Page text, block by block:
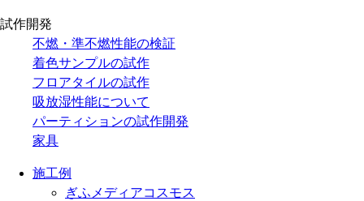
試作開発
不燃・準不燃性能の検証
着色サンプルの試作
フロアタイルの試作
吸放湿性能について
パーティションの試作開発
家具
施工例
ぎふメディアコスモス